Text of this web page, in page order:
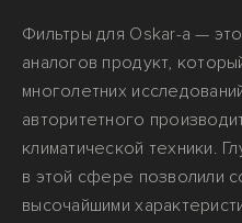
Фильтры для Oskar-а —
аналогов продукт,
многолетних
авторитетного
климатической техники.
в этой сфере позволили
высочайшими